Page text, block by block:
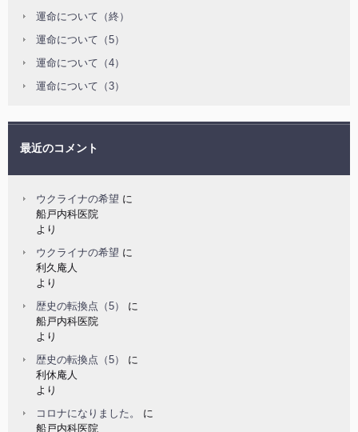
運命について（終）
運命について（5）
運命について（4）
運命について（3）
最近のコメント
ウクライナの希望 に
船戸内科医院
より
ウクライナの希望 に
利久庵人
より
歴史の転換点（5）
に
船戸内科医院
より
歴史の転換点（5）
に
利休庵人
より
コロナになりました。
に
船戸内科医院